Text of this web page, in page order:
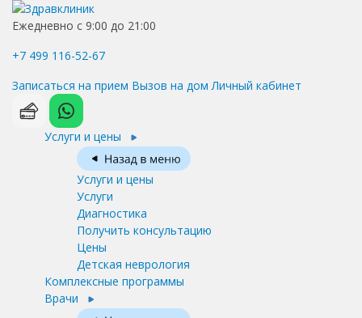
Ежедневно с 9:00 до 21:00
+7 499 116-52-67
Записаться на прием Вызов на дом Личный кабинет
Услуги и цены
Услуги и цены
Услуги
Диагностика
Получить консультацию
Цены
Детская неврология
Комплексные программы
Врачи